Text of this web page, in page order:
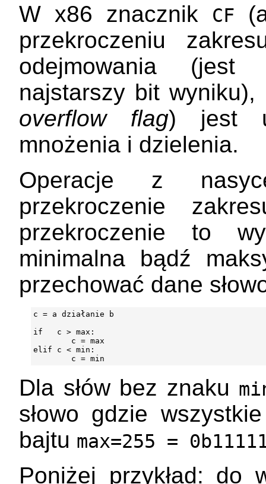
W x86 znacznik
CF
przekroczeniu
odejmowania
najstarszy bit
overflow flag) jest
mnożenia i dzielenia.
Operacje z
przekroczenie
przekroczenie to
minimalna bądź
przechować dane
c = a działanie b
if   c > max:
        c = max
elif c < min:
Dla słów bez znaku
słowo gdzie
bajtu max=255 =
Poniżej przykład: do